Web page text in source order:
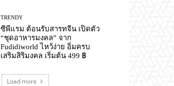
TRENDY
ซีพีแรม ต้อนรับสารทจีน เปิดตัว
“ชุดอาหารมงคล” จาก
Fudidiworld ไหว้ง่าย อิ่มครบ
เสริมสิริมงคล เริ่มต้น 499 ฿
Load more